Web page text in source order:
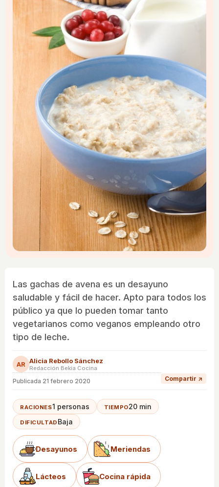
Las gachas de avena es un desayuno
saludable y fácil de hacer. Apto para todos los
público ya que lo pueden tomar tanto
vegetarianos como veganos empleando otro
tipo de leche.
AR Alicia Rebollo Sánchez
Redacción Bekia Cocina
Publicada 21 febrero 2020 Compartir ↗
RACIONES1 personas TIEMPO20 min
DIFICULTAD Baja
Desayunos Meriendas
Lácteos Cocina rápida